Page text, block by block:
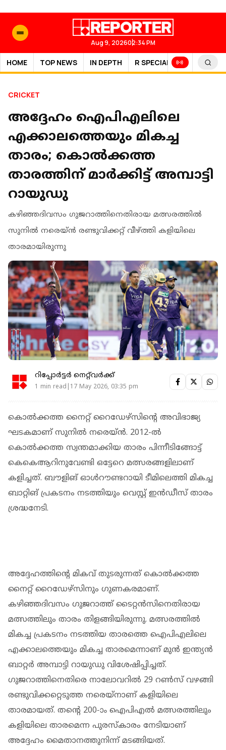
Aug 9, 202602:34 PM
HOME TOP NEWS IN DEPTH R SPECIAL SPORTS
CRICKET
അദ്ദേഹം ഐപിഎലിലെ
എക്കാലത്തെയും മികച്ച
താരം; കൊല്‍ക്കത്ത
താരത്തിന് മാര്‍ക്കിട്ട് അമ്പാട്ടി
റായുഡു
കഴിഞ്ഞദിവസം ഗുജറാത്തിനെതിരായ മത്സരത്തില്‍
സുനില്‍ നരെയ്ന്‍ രണ്ടുവിക്കറ്റ് വീഴ്ത്തി കളിയിലെ
താരമായിരുന്നു
റിപ്പോർട്ടർ നെറ്റ്‌വര്‍ക്ക്‌
1 min read|17 May 2026, 03:35 pm
കൊല്‍ക്കത്ത നൈറ്റ് റൈഡേഴ്‌സിന്റെ അവിഭാജ്യ
ഘടകമാണ് സുനില്‍ നരെയ്ന്‍. 2012-ല്‍
കൊല്‍ക്കത്ത സ്വന്തമാക്കിയ താരം പിന്നീടിങ്ങോട്ട്
കെകെആറിനുവേണ്ടി ഒട്ടേറെ മത്സരങ്ങളിലാണ്
കളിച്ചത്. ബൗളിങ് ഓള്‍റൗണ്ടറായി ടീമിലെത്തി മികച്ച
ബാറ്റിങ് പ്രകടനം നടത്തിയും വെസ്റ്റ് ഇന്‍ഡീസ് താരം
ശ്രദ്ധനേടി.
അദ്ദേഹത്തിന്റെ മികവ് തുടരുന്നത് കൊല്‍ക്കത്ത
നൈറ്റ് റൈഡേഴ്‌സിനും ഗുണകരമാണ്.
കഴിഞ്ഞദിവസം ഗുജറാത്ത് ടൈറ്റന്‍സിനെതിരായ
മത്സത്തിലും താരം തിളങ്ങിയിരുന്നു. മത്സരത്തില്‍
മികച്ച പ്രകടനം നടത്തിയ താരത്തെ ഐപിഎലിലെ
എക്കാലത്തെയും മികച്ച താരമെന്നാണ് മുന്‍ ഇന്ത്യന്‍
ബാറ്റര്‍ അമ്പാട്ടി റായുഡു വിശേഷിപ്പിച്ചത്.
ഗുജറാത്തിനെതിരെ നാലോവറില്‍ 29 റണ്‍സ് വഴങ്ങി
രണ്ടുവിക്കറ്റെടുത്ത നരെയ്‌നാണ് കളിയിലെ
താരമായത്. തന്റെ 200-ാം ഐപിഎല്‍ മത്സരത്തിലും
കളിയിലെ താരമെന്ന പുരസ്‌കാരം നേടിയാണ്
അദ്ദേഹം മൈതാനത്തുനിന്ന് മടങ്ങിയത്.